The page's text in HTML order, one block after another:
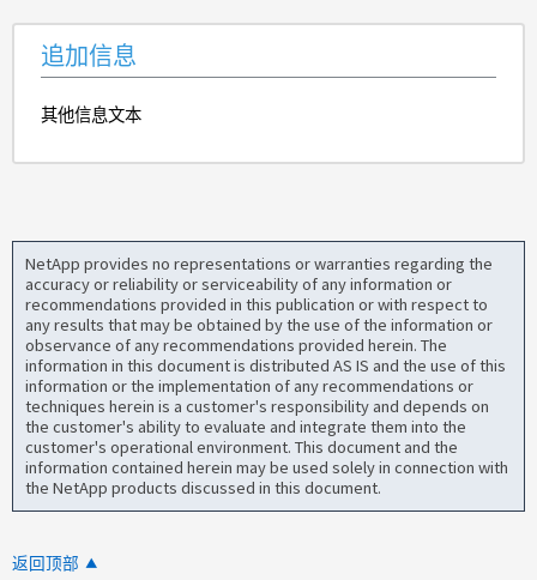
追加信息
其他信息文本
NetApp provides no representations or warranties regarding the
accuracy or reliability or serviceability of any information or
recommendations provided in this publication or with respect to
any results that may be obtained by the use of the information or
observance of any recommendations provided herein. The
information in this document is distributed AS IS and the use of this
information or the implementation of any recommendations or
techniques herein is a customer's responsibility and depends on
the customer's ability to evaluate and integrate them into the
customer's operational environment. This document and the
information contained herein may be used solely in connection with
the NetApp products discussed in this document.
返回顶部